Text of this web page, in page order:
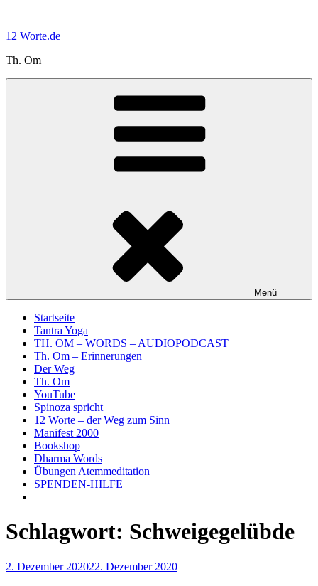
springen
12 Worte.de
Th. Om
Menü
Startseite
Tantra Yoga
TH. OM – WORDS – AUDIOPODCAST
Th. Om – Erinnerungen
Der Weg
Th. Om
YouTube
Spinoza spricht
12 Worte – der Weg zum Sinn
Manifest 2000
Bookshop
Dharma Words
Übungen Atemmeditation
SPENDEN-HILFE
Schlagwort: Schweigegelübde
Veröffentlicht
2. Dezember 202022. Dezember 2020